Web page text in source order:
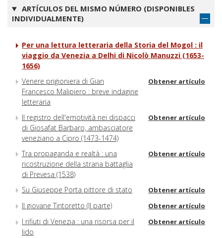
ARTÍCULOS DEL MISMO NÚMERO (DISPONIBLES
INDIVIDUALMENTE)
Per una lettura letteraria della Storia del Mogol : il
viaggio da Venezia a Delhi di Nicolò Manuzzi (1653-
1656)
Venere prigioniera di Gian
Francesco Malipiero : breve indagine
letteraria
Obtener artículo
Il registro dell'emotività nei dispacci
di Giosafat Barbaro, ambasciatore
veneziano a Cipro (1473-1474)
Obtener artículo
Tra propaganda e realtà : una
ricostruzione della strana battaglia
di Prevesa (1538)
Obtener artículo
Su Giuseppe Porta pittore di stato Obtener artículo
Il giovane Tintoretto (II parte) Obtener artículo
I rifiuti di Venezia : una risorsa per il
lido
Obtener artículo